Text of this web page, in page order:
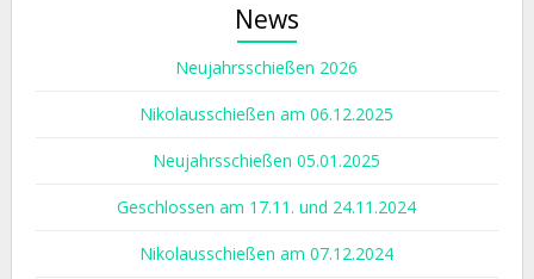
News
Neujahrsschießen 2026
Nikolausschießen am 06.12.2025
Neujahrsschießen 05.01.2025
Geschlossen am 17.11. und 24.11.2024
Nikolausschießen am 07.12.2024